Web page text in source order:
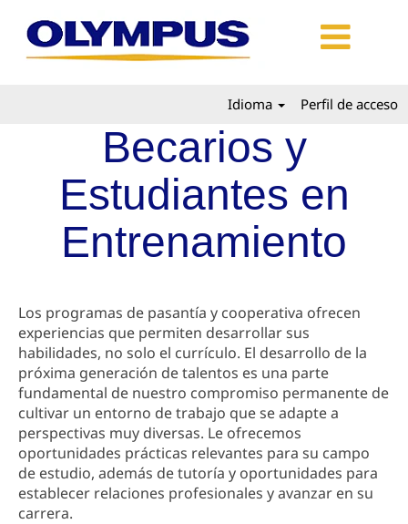
Idioma Perfil de acceso
Becarios y
Estudiantes en
Entrenamiento
Los programas de pasantía y cooperativa ofrecen
experiencias que permiten desarrollar sus
habilidades, no solo el currículo. El desarrollo de la
próxima generación de talentos es una parte
fundamental de nuestro compromiso permanente de
cultivar un entorno de trabajo que se adapte a
perspectivas muy diversas. Le ofrecemos
oportunidades prácticas relevantes para su campo
de estudio, además de tutoría y oportunidades para
establecer relaciones profesionales y avanzar en su
carrera.